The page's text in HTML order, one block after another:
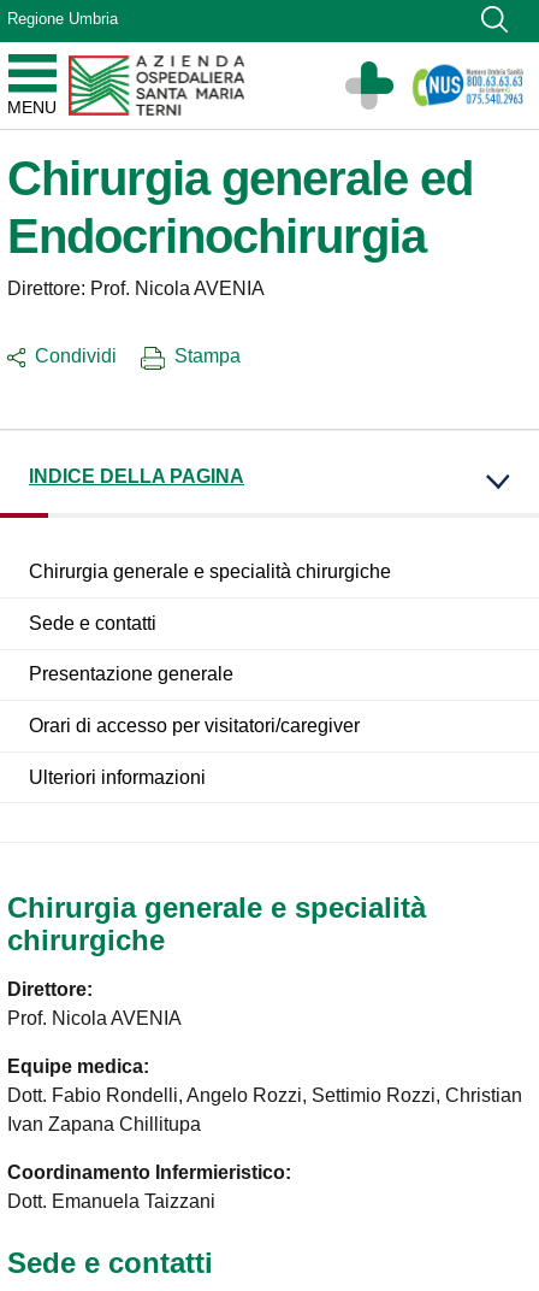
Vai ai contenuti
Vai al menu di navigazione
Vai al footer
Regione Umbria
MENU
Azienda Ospedaliera Santa Maria di Terni
Sito Istituzionale
Chirurgia generale ed
Endocrinochirurgia
Direttore: Prof. Nicola AVENIA
Condividi Stampa
INDICE DELLA PAGINA
Chirurgia generale e specialità chirurgiche
Sede e contatti
Presentazione generale
Orari di accesso per visitatori/caregiver
Ulteriori informazioni
Chirurgia generale e specialità
chirurgiche
Direttore:
Prof. Nicola AVENIA
Equipe medica:
Dott. Fabio Rondelli, Angelo Rozzi, Settimio Rozzi, Christian
Ivan Zapana Chillitupa
Coordinamento Infermieristico:
Dott. Emanuela Taizzani
Sede e contatti